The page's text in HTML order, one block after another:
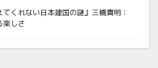
てくれない日本建国の謎』三橋貴明：
楽しさ